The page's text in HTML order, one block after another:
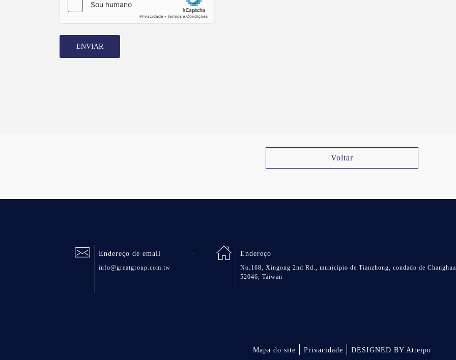
ENVIAR
Voltar
Endereço de email
info@greatgroup.com.tw
Endereço
No.168, Xingong 2nd Rd., município de Tianzhong, condado de Changhua
52046, Taiwan
Mapa do site Privacidade DESIGNED BY Atteipo